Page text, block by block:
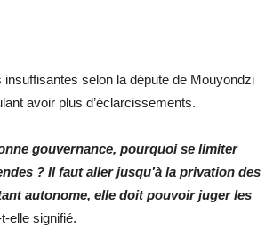
selon la députe de Mouyondzi
avoir plus d’éclarcissements.
gouvernance, pourquoi se limiter
? Il faut aller jusqu’à la privation des
autonome, elle doit pouvoir juger les
elle signifié.